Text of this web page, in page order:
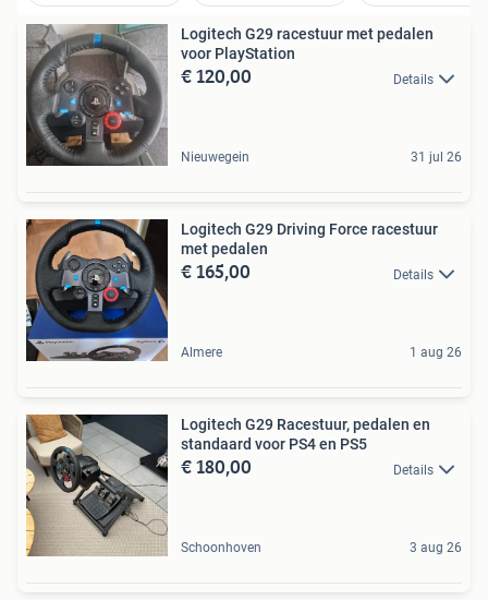
Logitech G29 racestuur met pedalen
voor PlayStation
€ 120,00 Details
Nieuwegein 31 jul 26
Logitech G29 Driving Force racestuur
met pedalen
€ 165,00 Details
Almere 1 aug 26
Logitech G29 Racestuur, pedalen en
standaard voor PS4 en PS5
€ 180,00 Details
Schoonhoven 3 aug 26